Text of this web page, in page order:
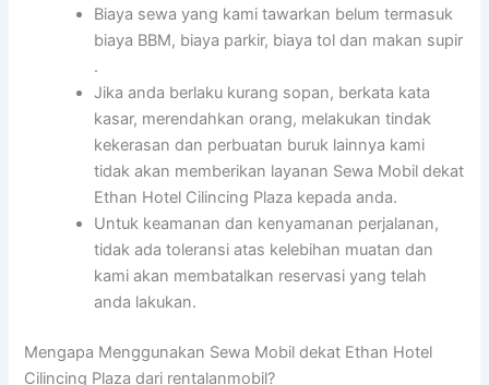
Biaya sewa yang kami tawarkan belum termasuk
biaya BBM, biaya parkir, biaya tol dan makan supir
.
Jika anda berlaku kurang sopan, berkata kata
kasar, merendahkan orang, melakukan tindak
kekerasan dan perbuatan buruk lainnya kami
tidak akan memberikan layanan Sewa Mobil dekat
Ethan Hotel Cilincing Plaza kepada anda.
Untuk keamanan dan kenyamanan perjalanan,
tidak ada toleransi atas kelebihan muatan dan
kami akan membatalkan reservasi yang telah
anda lakukan.
Mengapa Menggunakan Sewa Mobil dekat Ethan Hotel
Cilincing Plaza dari rentalanmobil?